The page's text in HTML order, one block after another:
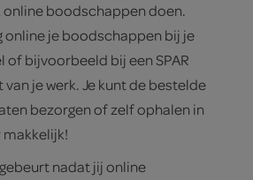
boodschappen doen.
online je boodschappen bij je
of bijvoorbeeld bij een SPAR
je werk. Je kunt de bestelde
bezorgen of zelf ophalen in
makkelijk!
nadat jij online